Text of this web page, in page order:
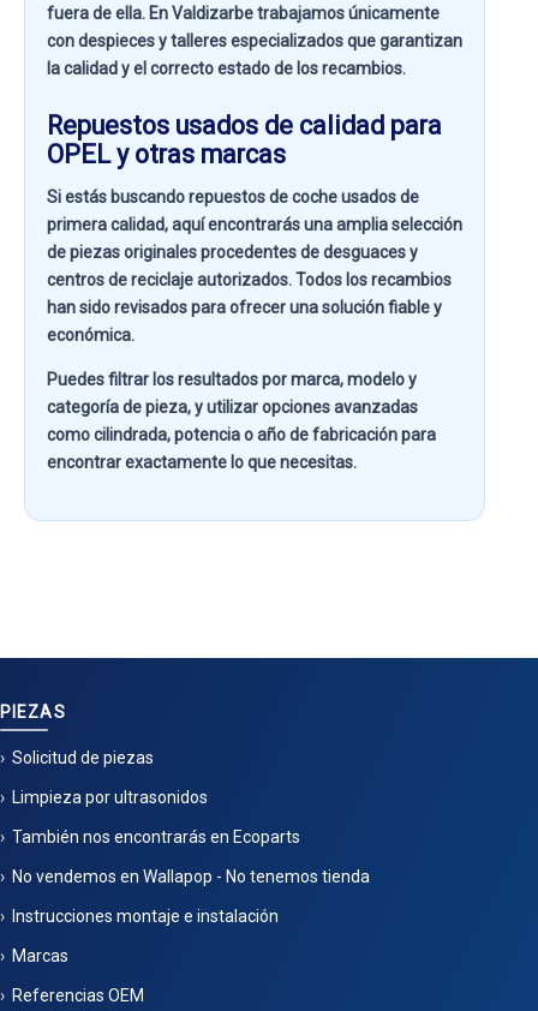
fuera de ella. EnValdizarbetrabajamos únicamente
con despieces y talleres especializados que garantizan
la calidad y el correcto estado de los recambios.
Repuestos usados de calidad para
OPEL y otras marcas
Si estás buscandorepuestos de coche usados de
primera calidad, aquí encontrarás una amplia selección
de piezas originales procedentes de desguaces y
centros de reciclaje autorizados. Todos los recambios
han sido revisados para ofrecer una solución fiable y
económica.
Puedes filtrar los resultados pormarca, modelo y
categoría de pieza, y utilizar opciones avanzadas
comocilindrada, potencia o año de fabricaciónpara
encontrar exactamente lo que necesitas.
PIEZAS
Solicitud de piezas
Limpieza por ultrasonidos
También nos encontrarás en Ecoparts
No vendemos en Wallapop - No tenemos tienda
Instrucciones montaje e instalación
Marcas
Referencias OEM